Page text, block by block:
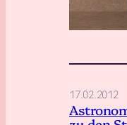
17.02.2012